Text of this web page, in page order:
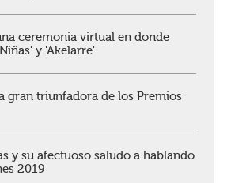
ceremonia virtual en donde
y 'Akelarre'
gran triunfadora de los Premios
y su afectuoso saludo a hablando
2019